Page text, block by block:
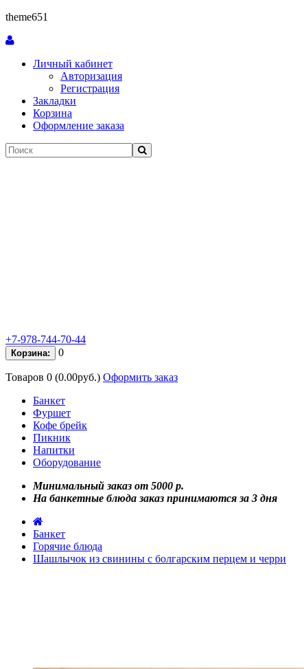
theme651
Личный кабинет
Авторизация
Регистрация
Закладки
Корзина
Оформление заказа
+7-978-744-70-44
Корзина: 0
Товаров 0 (0.00руб.) Оформить заказ
Банкет
Фуршет
Кофе брейк
Пикник
Напитки
Оборудование
Минимальный заказ от 5000 р.
На банкетные блюда заказ принимаются за 3 дня
Банкет
Горячие блюда
Шашлычок из свинины с болгарским перцем и черри